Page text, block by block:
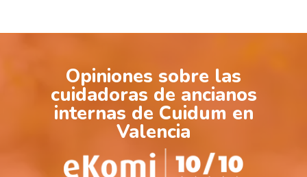
Opiniones sobre las
cuidadoras de ancianos
internas de Cuidum en
Valencia